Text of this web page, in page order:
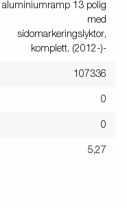
aluminiumramp 13 polig
med
sidomarkeringslyktor,
komplett. (2012-)-
107336
0
0
5,27